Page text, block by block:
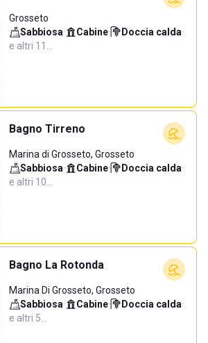
Grosseto
Sabbiosa· Cabine· Doccia calda·
e altri 11…
Bagno Tirreno
Marina di Grosseto, Grosseto
Sabbiosa· Cabine· Doccia calda·
e altri 10…
Bagno La Rotonda
Marina Di Grosseto, Grosseto
Sabbiosa· Cabine· Doccia calda·
e altri 5…